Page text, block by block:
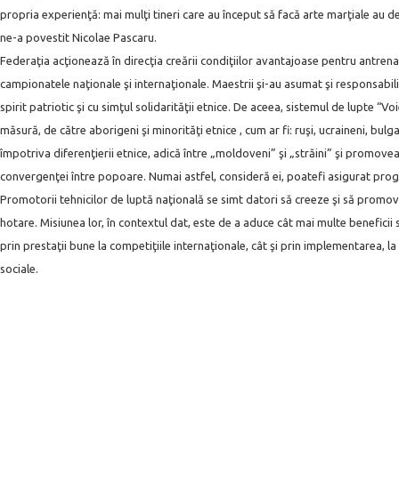
propria experienţă: mai mulţi tineri care au început să facă arte marţiale au
ne-a povestit Nicolae Pascaru.
Federaţia acţionează în direcţia creării condiţiilor avantajoase pentru
campionatele naţionale şi internaţionale. Maestrii şi-au asumat şi
spirit patriotic şi cu simţul solidarităţii etnice. De aceea, sistemul de lupte
măsură, de către aborigeni şi minorităţi etnice , cum ar fi: ruşi, ucraineni,
împotriva diferenţierii etnice, adică între „moldoveni” şi „străini” şi
convergenţei între popoare. Numai astfel, consideră ei, poatefi asigurat
Promotorii tehnicilor de luptă naţională se simt datori să creeze şi să
hotare. Misiunea lor, în contextul dat, este de a aduce cât mai multe
prin prestaţii bune la competiţiile internaţionale, cât şi prin implementarea,
sociale.